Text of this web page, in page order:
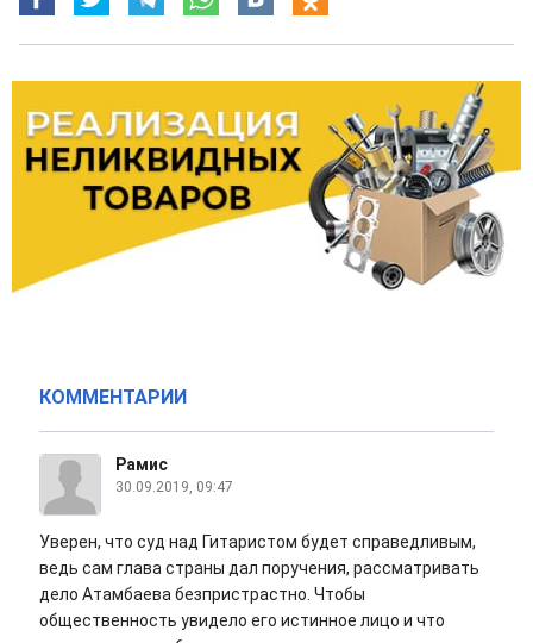
КОММЕНТАРИИ
Рамис
30.09.2019, 09:47
Уверен, что суд над Гитаристом будет справедливым,
ведь сам глава страны дал поручения, рассматривать
дело Атамбаева безпристрастно. Чтобы
общественность увидело его истинное лицо и что